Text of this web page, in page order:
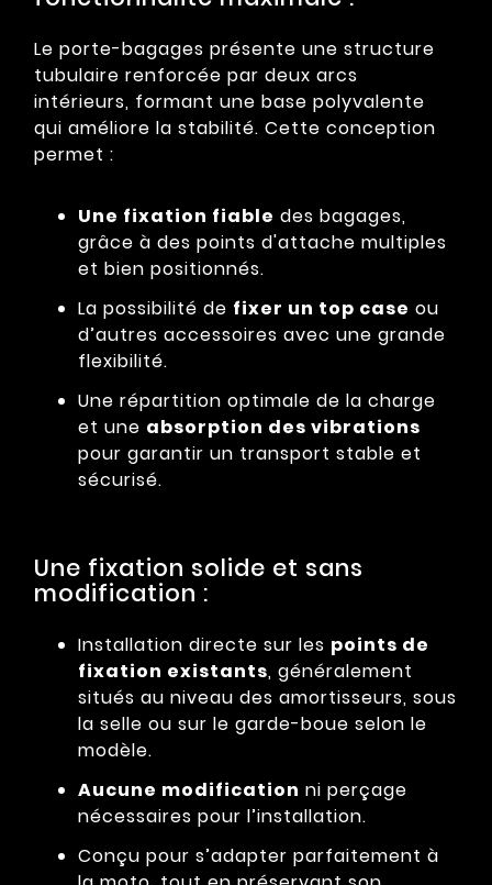
Le porte-bagages présente une structure
tubulaire renforcée par deux arcs
intérieurs, formant une base polyvalente
qui améliore la stabilité. Cette conception
permet :
Une fixation fiable des bagages,
grâce à des points d'attache multiples
et bien positionnés.
La possibilité de fixer un top case ou
d’autres accessoires avec une grande
flexibilité.
Une répartition optimale de la charge
et une absorption des vibrations
pour garantir un transport stable et
sécurisé.
Une fixation solide et sans
modification :
Installation directe sur les points de
fixation existants, généralement
situés au niveau des amortisseurs, sous
la selle ou sur le garde-boue selon le
modèle.
Aucune modification ni perçage
nécessaires pour l’installation.
Conçu pour s’adapter parfaitement à